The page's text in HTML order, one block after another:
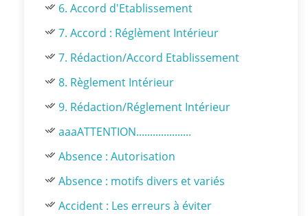
6. Accord d'Etablissement
7. Accord : Réglèment Intérieur
7. Rédaction/Accord Etablissement
8. Règlement Intérieur
9. Rédaction/Réglement Intérieur
aaaATTENTION....................
Absence : Autorisation
Absence : motifs divers et variés
Accident : Les erreurs à éviter